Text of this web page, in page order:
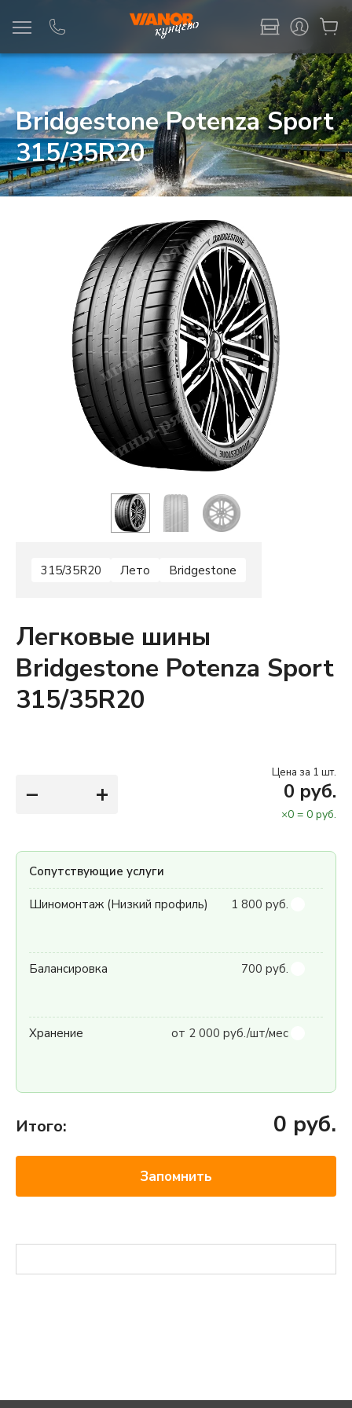
Bridgestone Potenza Sport
315/35R20
315/35R20 Лето Bridgestone
Легковые шины
Bridgestone Potenza Sport
315/35R20
− +
Цена за 1 шт.
0 руб.
×0 = 0 руб.
Сопутствующие услуги
Шиномонтаж (Низкий профиль) 1 800 руб.
Балансировка 700 руб.
Хранение от 2 000 руб./шт/мес
Итого: 0 руб.
Запомнить
Информация Фото товара